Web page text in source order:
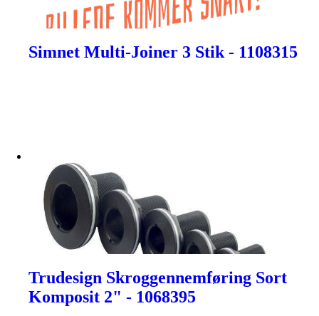
Simnet Multi-Joiner 3 Stik - 1108315
Trudesign Skroggennemføring Sort
Komposit 2" - 1068395